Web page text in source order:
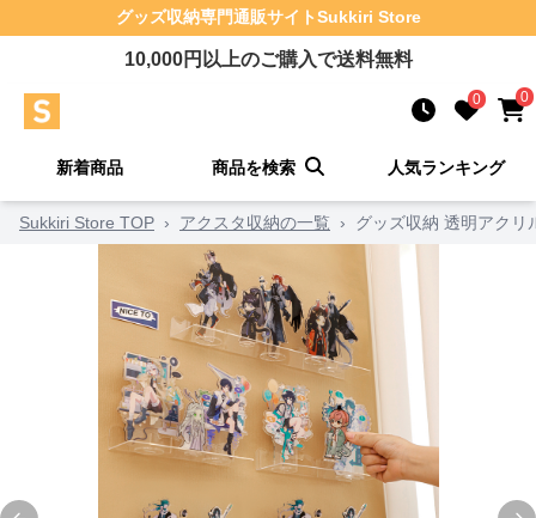
グッズ収納専門通販サイトSukkiri Store
10,000円以上のご購入で送料無料
0 0
新着商品 商品を検索 人気ランキング
Sukkiri Store TOP › アクスタ収納の一覧 › グッズ収納 透明アクリ